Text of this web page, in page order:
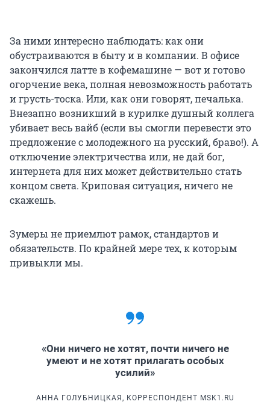
За ними интересно наблюдать: как они
обустраиваются в быту и в компании. В офисе
закончился латте в кофемашине — вот и готово
огорчение века, полная невозможность работать
и грусть-тоска. Или, как они говорят, печалька.
Внезапно возникший в курилке душный коллега
убивает весь вайб (если вы смогли перевести это
предложение с молодежного на русский, браво!). А
отключение электричества или, не дай бог,
интернета для них может действительно стать
концом света. Криповая ситуация, ничего не
скажешь.
Зумеры не приемлют рамок, стандартов и
обязательств. По крайней мере тех, к которым
привыкли мы.
«Они ничего не хотят, почти ничего не
умеют и не хотят прилагать особых
усилий»
АННА ГОЛУБНИЦКАЯ, КОРРЕСПОНДЕНТ MSK1.RU